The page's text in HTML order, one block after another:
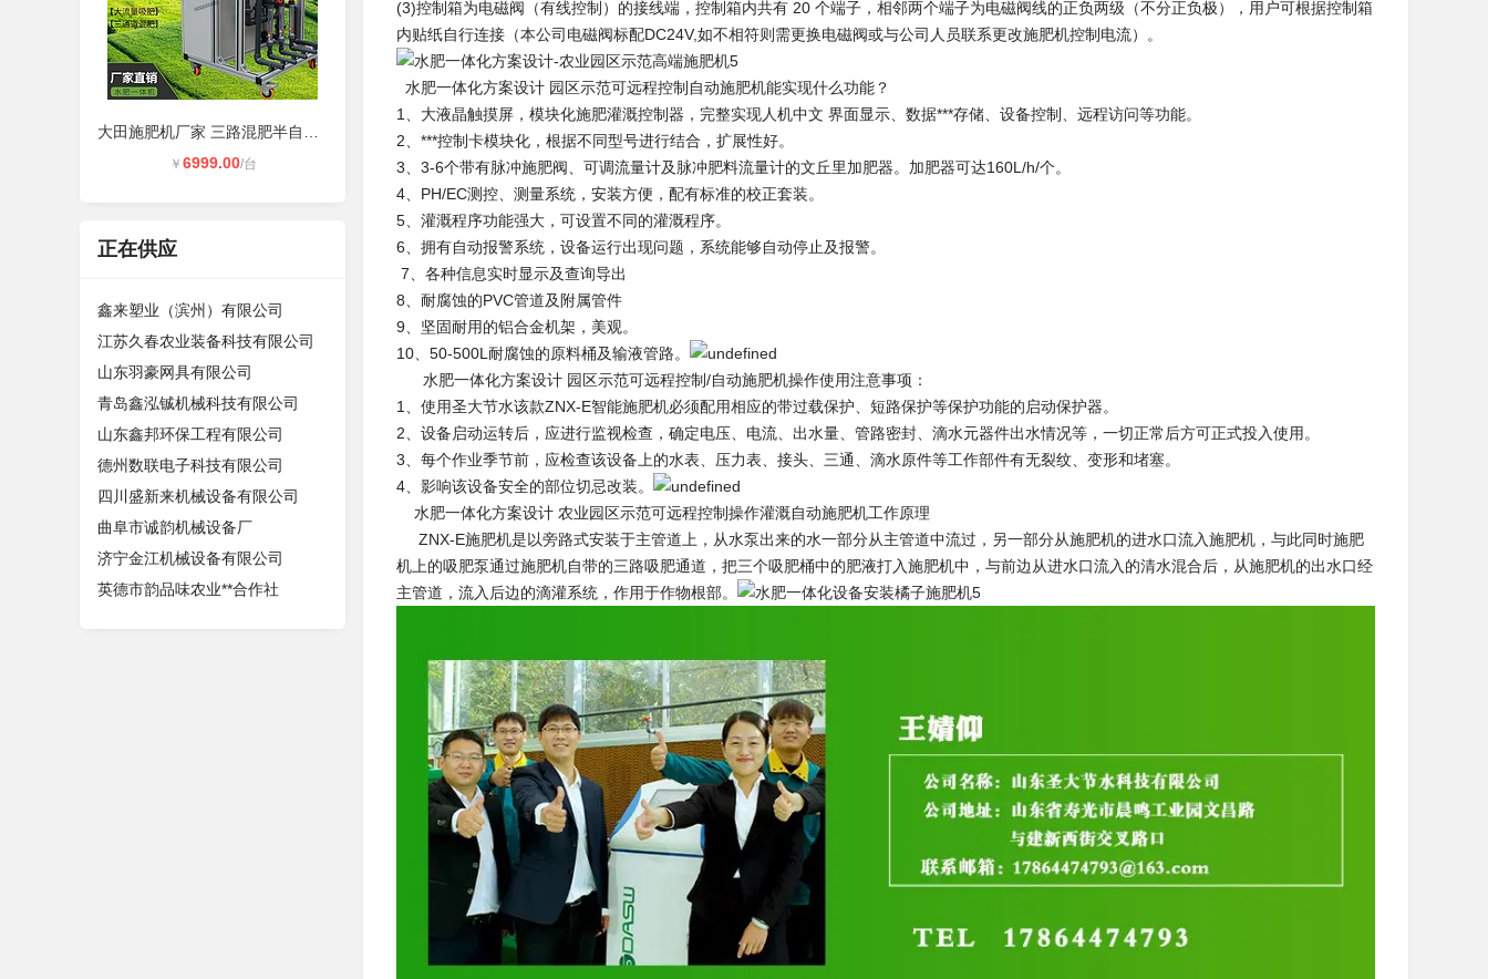
￥ 6999.00/台
正在供应
鑫来塑业（滨州）有限公司
江苏久春农业装备科技有限公司
山东羽豪网具有限公司
青岛鑫泓铖机械科技有限公司
山东鑫邦环保工程有限公司
德州数联电子科技有限公司
四川盛新来机械设备有限公司
曲阜市诚韵机械设备厂
济宁金江机械设备有限公司
英德市韵品味农业**合作社
(3)控制箱为电磁阀（有线控制）的接线端，控制箱内共有 20 个端子，相邻两个端子为电磁阀线的正负两级（不分正负极），用户可根据控制箱
内贴纸自行连接（本公司电磁阀标配DC24V,如不相符则需更换电磁阀或与公司人员联系更改施肥机控制电流）。
水肥一体化方案设计 园区示范可远程控制自动施肥机能实现什么功能？
1、大液晶触摸屏，模块化施肥灌溉控制器，完整实现人机中文 界面显示、数据***存储、设备控制、远程访问等功能。
2、***控制卡模块化，根据不同型号进行结合，扩展性好。
3、3-6个带有脉冲施肥阀、可调流量计及脉冲肥料流量计的文丘里加肥器。加肥器可达160L/h/个。
4、PH/EC测控、测量系统，安装方便，配有标准的校正套装。
5、灌溉程序功能强大，可设置不同的灌溉程序。
6、拥有自动报警系统，设备运行出现问题，系统能够自动停止及报警。
7、各种信息实时显示及查询导出
8、耐腐蚀的PVC管道及附属管件
9、坚固耐用的铝合金机架，美观。
10、50-500L耐腐蚀的原料桶及输液管路。
水肥一体化方案设计 园区示范可远程控制/自动施肥机操作使用注意事项：
1、使用圣大节水该款ZNX-E智能施肥机必须配用相应的带过载保护、短路保护等保护功能的启动保护器。
2、设备启动运转后，应进行监视检查，确定电压、电流、出水量、管路密封、滴水元器件出水情况等，一切正常后方可正式投入使用。
3、每个作业季节前，应检查该设备上的水表、压力表、接头、三通、滴水原件等工作部件有无裂纹、变形和堵塞。
4、影响该设备安全的部位切忌改装。
水肥一体化方案设计 农业园区示范可远程控制操作灌溉自动施肥机工作原理
ZNX-E施肥机是以旁路式安装于主管道上，从水泵出来的水一部分从主管道中流过，另一部分从施肥机的进水口流入施肥机，与此同时施肥
机上的吸肥泵通过施肥机自带的三路吸肥通道，把三个吸肥桶中的肥液打入施肥机中，与前边从进水口流入的清水混合后，从施肥机的出水口经
主管道，流入后边的滴灌系统，作用于作物根部。